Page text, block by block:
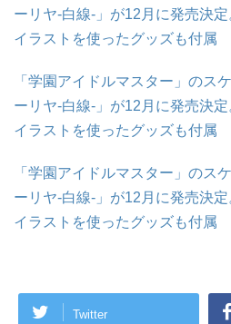
ーリヤ-白線-」が12月に発売決
イラストを使ったグッズも付属
「学園アイドルマスター」のス
ーリヤ-白線-」が12月に発売決
イラストを使ったグッズも付属
「学園アイドルマスター」のス
ーリヤ-白線-」が12月に発売決
イラストを使ったグッズも付属
Twitter